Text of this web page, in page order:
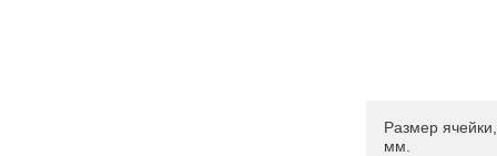
Размер ячейки,
мм.